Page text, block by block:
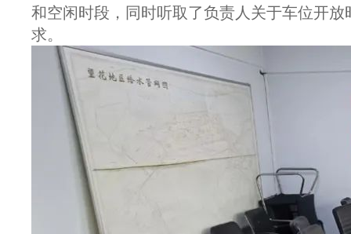
和空闲时段，同时听取了负责人关于车位开
求。